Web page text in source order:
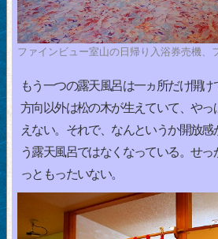
ファインビュー室山の日帰り入浴券売機、
もう一つの露天風呂は一ヵ所だけ開
方向以外は松の木が生えていて、やっ
えない。それで、なんというか開放
う露天風呂ではなくなっている。せっ
っともったいない。